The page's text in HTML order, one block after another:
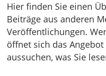
Hier finden Sie einen
Beiträge aus anderen
Veröffentlichungen.
öffnet sich das
aussuchen, was Sie